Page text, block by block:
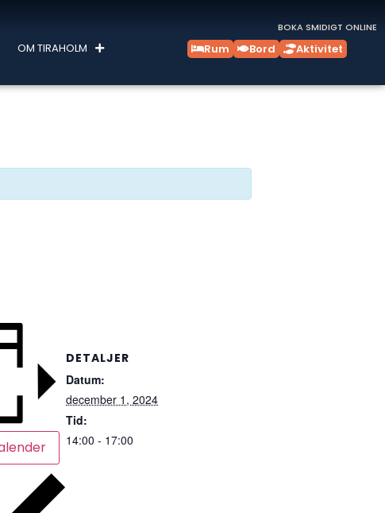
OM TIRAHOLM
BOKA SMIDIGT ONLINE
Rum Bord Aktivitet
DETALJER
Datum:
december 1, 2024
Tid:
14:00 - 17:00